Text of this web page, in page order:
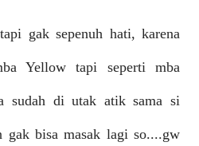
gak sepenuh hati, karena
Yellow tapi seperti mba
sudah di utak atik sama si
gak bisa masak lagi so....gw